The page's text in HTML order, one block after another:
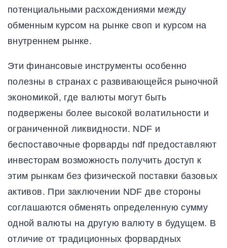
потенциальными расхождениями между
обменным курсом на рынке своп и курсом на
внутреннем рынке.
Эти финансовые инструменты особенно
полезны в странах с развивающейся рыночной
экономикой, где валюты могут быть
подвержены более высокой волатильности и
ограниченной ликвидности. NDF и
беспоставочные форварды ndf предоставляют
инвесторам возможность получить доступ к
этим рынкам без физической поставки базовых
активов. При заключении NDF две стороны
соглашаются обменять определенную сумму
одной валюты на другую валюту в будущем. В
отличие от традиционных форвардных